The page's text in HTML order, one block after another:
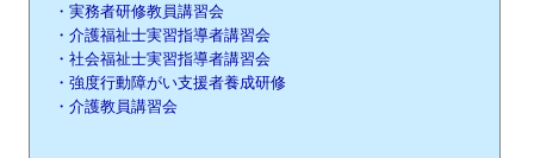
・実務者研修教員講習会
・介護福祉士実習指導者講習会
・社会福祉士実習指導者講習会
・強度行動障がい支援者養成研修
・介護教員講習会